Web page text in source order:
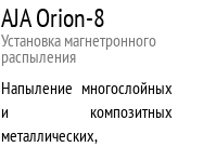
AJA Orion-8
Установка магнетронного
распыления
Напыление многослойных
и композитных
металлических,